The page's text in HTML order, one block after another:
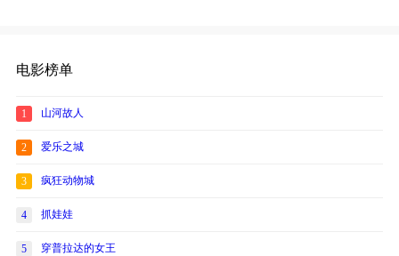
电影榜单
1 山河故人
2 爱乐之城
3 疯狂动物城
4 抓娃娃
5 穿普拉达的女王